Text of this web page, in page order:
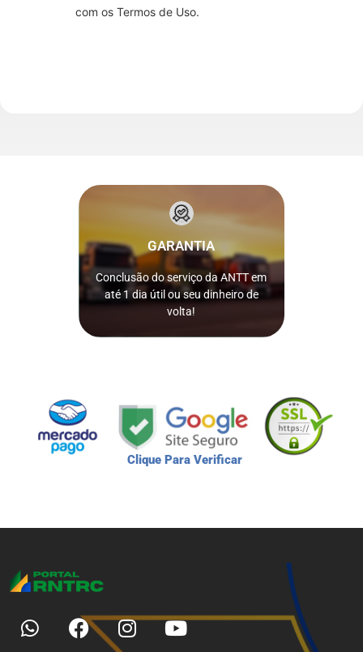
com os Termos de Uso.
GARANTIA
Conclusão do serviço da ANTT em
até 1 dia útil ou seu dinheiro de
volta!
ISSO MESMO!
Nós reembolsamos 100% do valor
pago como garantia caso o
serviço da ANTT solicitado não
seja concluído em até 1 dia útil
pagamento.
Clique Para Verificar